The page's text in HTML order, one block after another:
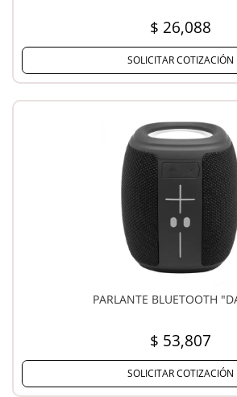
$ 26,088
SOLICITAR COTIZACIÓN
PARLANTE BLUETOOTH
$ 53,807
SOLICITAR COTIZACIÓN